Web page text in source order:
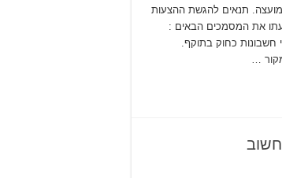
המועצה. תנאים להגשת ההצעות
את המסמכים הבאים :
חשבונות כחוק בתוקף.